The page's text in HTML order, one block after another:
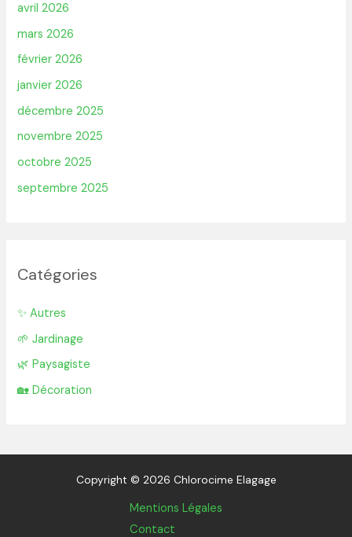
avril 2026
mars 2026
février 2026
janvier 2026
décembre 2025
novembre 2025
octobre 2025
septembre 2025
Catégories
✨ Autres
🌱 Jardinage
🌿 Paysagiste
🏡 Décoration
Copyright © 2026 Chlorocime Elagage
Mentions Légales
Contact